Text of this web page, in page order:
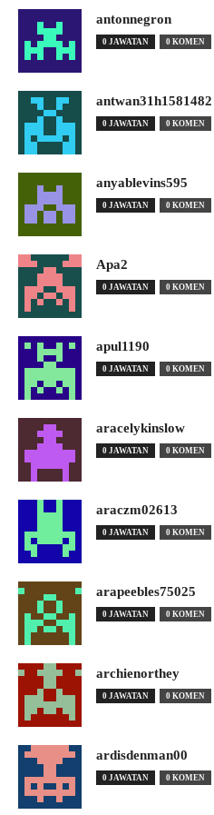
antonnegron
0 JAWATAN 0 KOMEN
antwan31h1581482
0 JAWATAN 0 KOMEN
anyablevins595
0 JAWATAN 0 KOMEN
Apa2
0 JAWATAN 0 KOMEN
apul1190
0 JAWATAN 0 KOMEN
aracelykinslow
0 JAWATAN 0 KOMEN
araczm02613
0 JAWATAN 0 KOMEN
arapeebles75025
0 JAWATAN 0 KOMEN
archienorthey
0 JAWATAN 0 KOMEN
ardisdenman00
0 JAWATAN 0 KOMEN